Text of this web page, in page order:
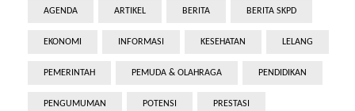
AGENDA ARTIKEL BERITA BERITA SKPD
EKONOMI INFORMASI KESEHATAN LELANG
PEMERINTAH PEMUDA & OLAHRAGA PENDIDIKAN
PENGUMUMAN POTENSI PRESTASI